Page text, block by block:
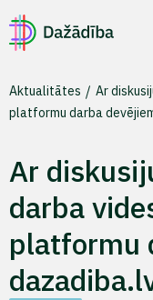
Aktualitātes
Ar
platformu darba
Ar
darba
platformu